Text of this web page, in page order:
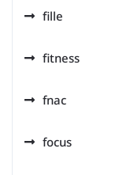
fille
fitness
fnac
focus